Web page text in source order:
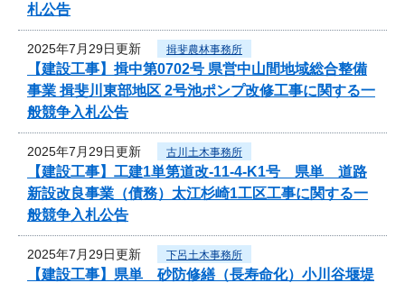
札公告
2025年7月29日更新 揖斐農林事務所
【建設工事】揖中第0702号 県営中山間地域総合整備
事業 揖斐川東部地区 2号池ポンプ改修工事に関する一
般競争入札公告
2025年7月29日更新 古川土木事務所
【建設工事】工建1単第道改-11-4-K1号 県単 道路
新設改良事業（債務）太江杉崎1工区工事に関する一
般競争入札公告
2025年7月29日更新 下呂土木事務所
【建設工事】県単 砂防修繕（長寿命化）小川谷堰堤